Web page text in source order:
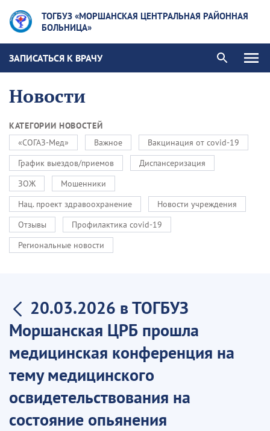
ТОГБУЗ «МОРШАНСКАЯ ЦЕНТРАЛЬНАЯ РАЙОННАЯ
БОЛЬНИЦА»
ЗАПИСАТЬСЯ К ВРАЧУ
Новости
КАТЕГОРИИ НОВОСТЕЙ
«СОГАЗ-Мед»
Важное
Вакцинация от covid-19
График выездов/приемов
Диспансеризация
ЗОЖ
Мошенники
Нац. проект здравоохранение
Новости учреждения
Отзывы
Профилактика covid-19
Региональные новости
20.03.2026 в ТОГБУЗ
Моршанская ЦРБ прошла
медицинская конференция на
тему медицинского
освидетельствования на
состояние опьянения